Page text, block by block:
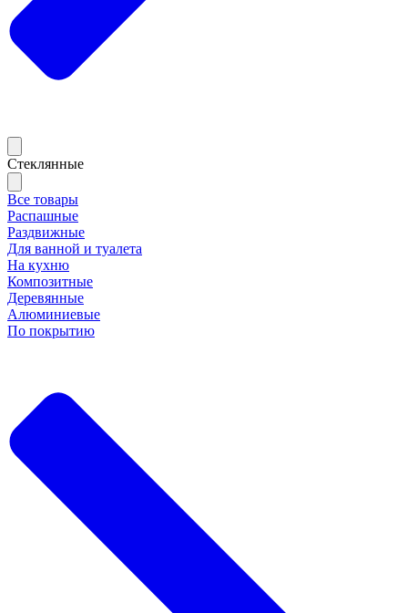
Стеклянные
Все товары
Распашные
Раздвижные
Для ванной и туалета
На кухню
Композитные
Деревянные
Алюминиевые
По покрытию